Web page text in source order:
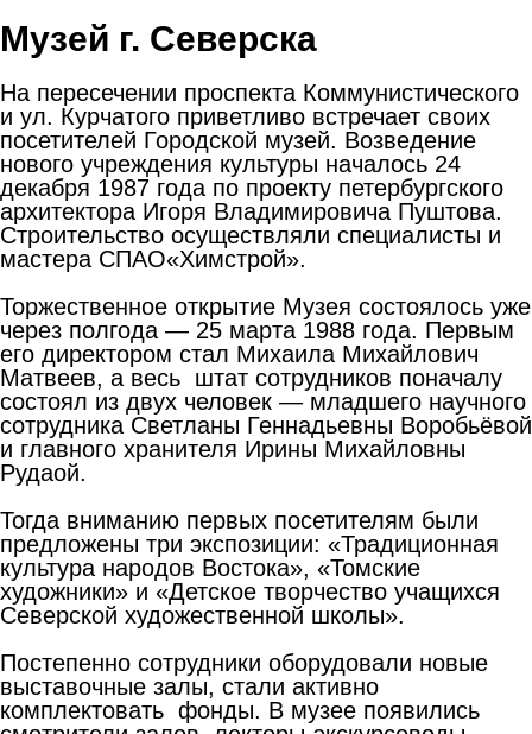
Музей г. Северска
На пересечении проспекта Коммунистического
и ул. Курчатого приветливо встречает своих
посетителей Городской музей. Возведение
нового учреждения культуры началось 24
декабря 1987 года по проекту петербургского
архитектора Игоря Владимировича Пуштова.
Строительство осуществляли специалисты и
мастера СПАО«Химстрой».
Торжественное открытие Музея состоялось уже
через полгода — 25 марта 1988 года. Первым
его директором стал Михаила Михайлович
Матвеев, а весь штат сотрудников поначалу
состоял из двух человек — младшего научного
сотрудника Светланы Геннадьевны Воробьёвой
и главного хранителя Ирины Михайловны
Рудаой.
Тогда вниманию первых посетителям были
предложены три экспозиции: «Традиционная
культура народов Востока», «Томские
художники» и «Детское творчество учащихся
Северской художественной школы».
Постепенно сотрудники оборудовали новые
выставочные залы, стали активно
комплектовать фонды. В музее появились